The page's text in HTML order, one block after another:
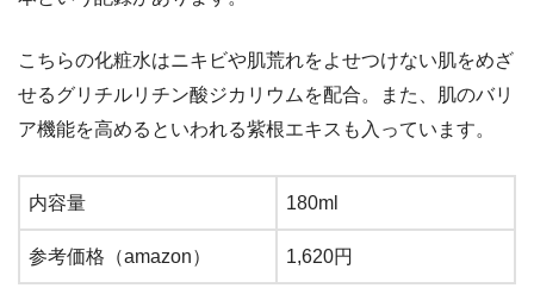
こちらの化粧水はニキビや肌荒れをよせつけない肌をめざ
せるグリチルリチン酸ジカリウムを配合。また、肌のバリ
ア機能を高めるといわれる紫根エキスも入っています。
内容量 180ml
参考価格（amazon） 1,620円